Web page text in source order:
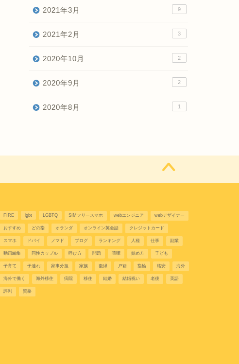
2021年3月 9
2021年2月 3
2020年10月 2
2020年9月 2
2020年8月 1
FIRE lgbt LGBTQ SIMフリースマホ webエンジニア webデザイナー
おすすめ どの指 オランダ オンライン英会話 クレジットカード
スマホ ドバイ ノマド ブログ ランキング 人種 仕事 副業
動画編集 同性カップル 呼び方 問題 喧嘩 始め方 子ども
子育て 子連れ 家事分担 家族 復縁 戸籍 指輪 格安 海外
海外で働く 海外移住 病院 移住 結婚 結婚祝い 老後 英語
評判 資格